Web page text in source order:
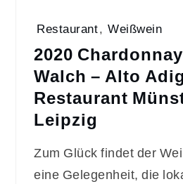
Restaurant, Weißwein
2020
Walch – Alto
Restaurant
Leipzig
Zum Glück findet der
eine Gelegenheit, die